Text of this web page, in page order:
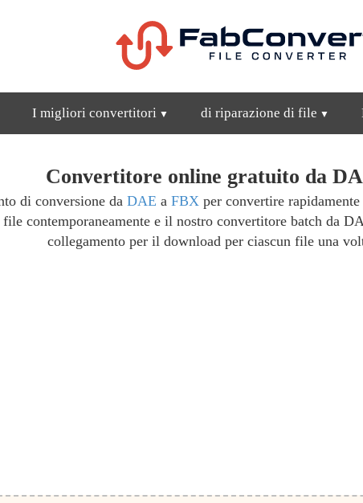
I migliori convertitori di riparazione di file
Convertitore online gratuito da
di conversione da DAE a FBX per convertire
contemporaneamente e il nostro convertitore batch da
collegamento per il download per ciascun file una